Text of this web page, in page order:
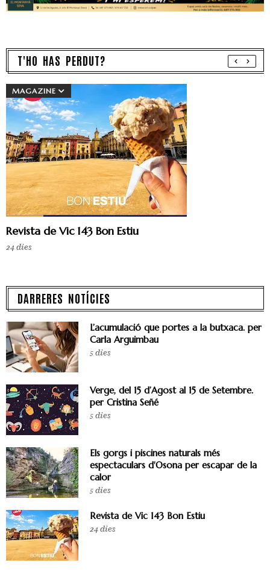
T'HO HAS PERDUT?
MAGAZINE
Revista de Vic 143 Bon Estiu
24 dies
DARRERES NOTÍCIES
L’acumulació que portes a la butxaca. per
Carla Arguimbau
5 dies
Verge, del 15 d’Agost al 15 de Setembre.
per Cristina Señé
5 dies
Els gorgs i piscines naturals més
espectaculars d'Osona per escapar de la
calor
5 dies
Revista de Vic 143 Bon Estiu
24 dies